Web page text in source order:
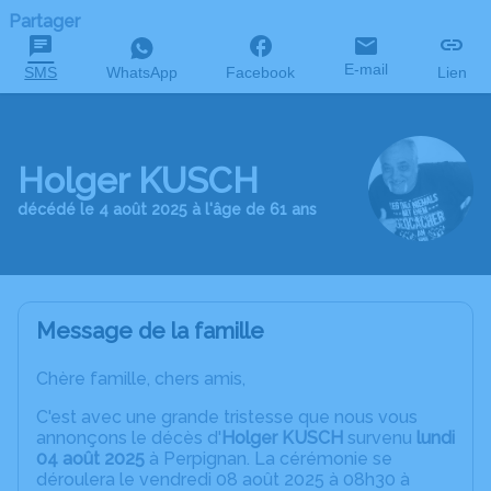
Partager
SMS WhatsApp Facebook E-mail Lien
Holger KUSCH
décédé le 4 août 2025 à l'âge de 61 ans
Message de la famille
Chère famille, chers amis,
C'est avec une grande tristesse que nous vous
annonçons le décès d' Holger KUSCH survenu lundi
04 août 2025 à Perpignan. La cérémonie se
déroulera le vendredi 08 août 2025 à 08h30 à